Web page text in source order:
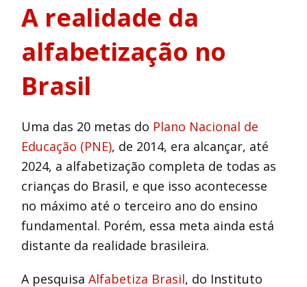
A realidade da
alfabetização no
Brasil
Uma das 20 metas do Plano Nacional de
Educação (PNE), de 2014, era alcançar, até
2024, a alfabetização completa de todas as
crianças do Brasil, e que isso acontecesse
no máximo até o terceiro ano do ensino
fundamental. Porém, essa meta ainda está
distante da realidade brasileira.
A pesquisaAlfabetiza Brasil, do Instituto